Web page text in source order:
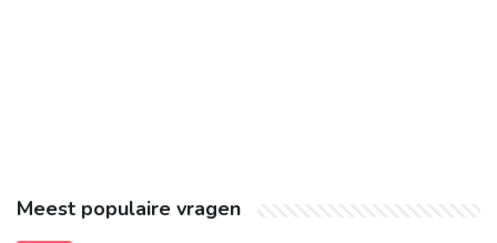
Meest populaire vragen